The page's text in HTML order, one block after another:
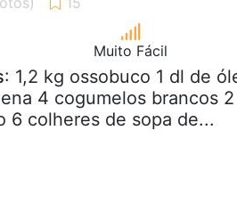
Muito Fácil
: 1,2 kg ossobuco 1 dl de
4 cogumelos brancos
6 colheres de sopa de...